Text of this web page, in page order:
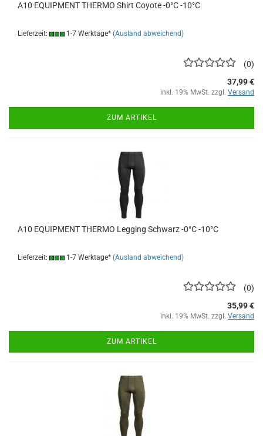
A10 EQUIPMENT THERMO Shirt Coyote -0°C -10°C
Lieferzeit: 1-7 Werktage* (Ausland abweichend)
0
37,99 €
inkl. 19% MwSt. zzgl. Versand
ZUM ARTIKEL
A10 EQUIPMENT THERMO Legging Schwarz -0°C -10°C
Lieferzeit: 1-7 Werktage* (Ausland abweichend)
0
35,99 €
inkl. 19% MwSt. zzgl. Versand
ZUM ARTIKEL